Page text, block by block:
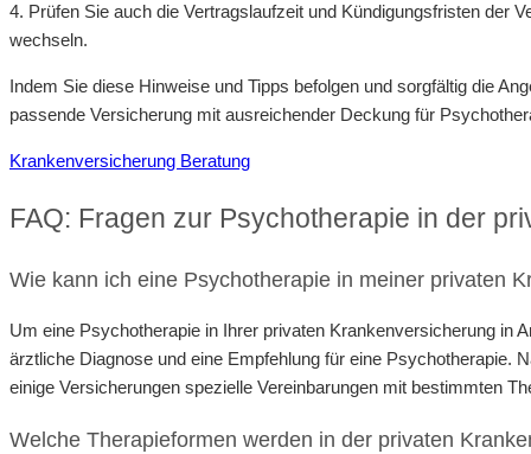
4. Prüfen Sie auch die Vertragslaufzeit und Kündigungsfristen der
wechseln.
Indem Sie diese Hinweise und Tipps befolgen und sorgfältig die
passende Versicherung mit ausreichender Deckung für
Krankenversicherung Beratung
FAQ: Fragen zur Psychotherapie in der
Wie kann ich eine Psychotherapie in meiner privaten
Um eine Psychotherapie in Ihrer privaten Krankenversicherung in
ärztliche Diagnose und eine Empfehlung für eine Psychotherapie.
einige Versicherungen spezielle Vereinbarungen mit bestimmten
Welche Therapieformen werden in der privaten